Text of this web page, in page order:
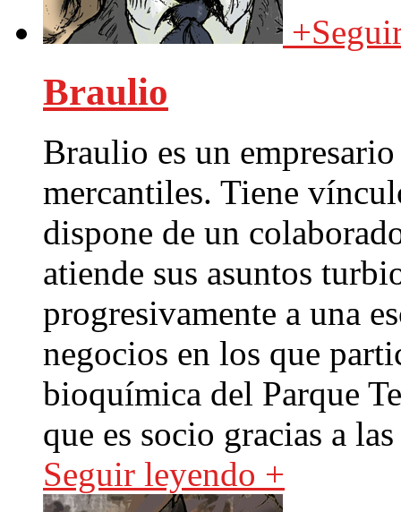
+
Braulio
Braulio es un
mercantiles. Tiene
dispone de un
atiende sus asuntos
progresivamente a una
negocios en los que
bioquímica del Parque
que es socio gracias a
Seguir leyendo +